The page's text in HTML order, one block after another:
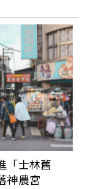
「士林舊
神農宮